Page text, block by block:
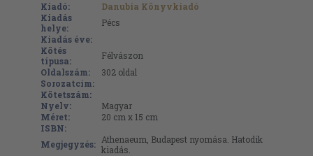
Kiadó:
Danubia Könyvkiadó
Kiadás
helye:
Pécs
Kiadás éve:
Kötés
típusa:
Félvászon
Oldalszám:
302 oldal
Sorozatcím:
Kötetszám:
Nyelv:
Magyar
Méret:
20 cm x 15 cm
ISBN:
Megjegyzés: Athenaeum, Budapest nyomása. Hatodik
kiadás.